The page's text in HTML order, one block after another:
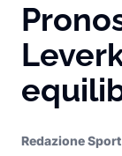
Redazione